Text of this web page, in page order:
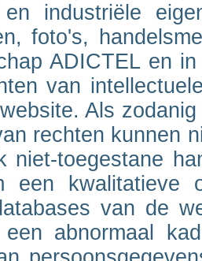
en industriële
foto's,
ADICTEL en
van
Als
rechten kunnen
niet-toegestane
een
van de
abnormaal